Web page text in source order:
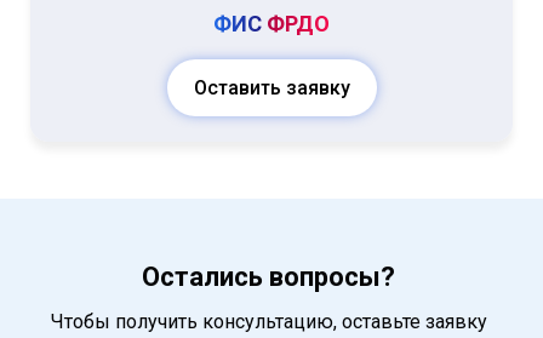
ФИС ФРДО
Оставить заявку
Остались вопросы?
Чтобы получить консультацию, оставьте заявку